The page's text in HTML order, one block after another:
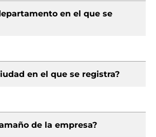
en el que se
en el que se registra?
de la empresa?